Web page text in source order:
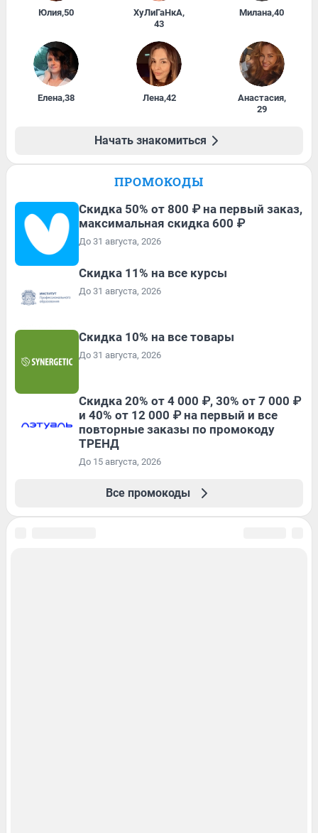
Юлия,50 ХуЛиГаНкА,
43
Милана,40
Елена,38 Лена,42 Анастасия,
29
Начать знакомиться
ПРОМОКОДЫ
Скидка 50% от 800 ₽ на первый заказ,
максимальная скидка 600 ₽
До 31 августа, 2026
Скидка 11% на все курсы
До 31 августа, 2026
Скидка 10% на все товары
До 31 августа, 2026
Скидка 20% от 4 000 ₽, 30% от 7 000 ₽
и 40% от 12 000 ₽ на первый и все
повторные заказы по промокоду
ТРЕНД
До 15 августа, 2026
Все промокоды